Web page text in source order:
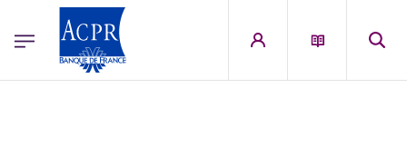
ACPR Menu Principal (English)